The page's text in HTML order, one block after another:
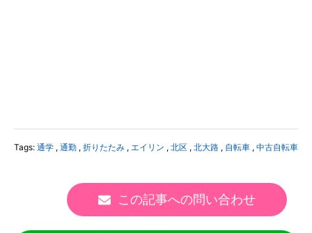
Tags: 通学 , 通勤 , 折りたたみ , エイリン , 北区 , 北大路 , 自転車 , 中古自転車
この記事への問い合わせ